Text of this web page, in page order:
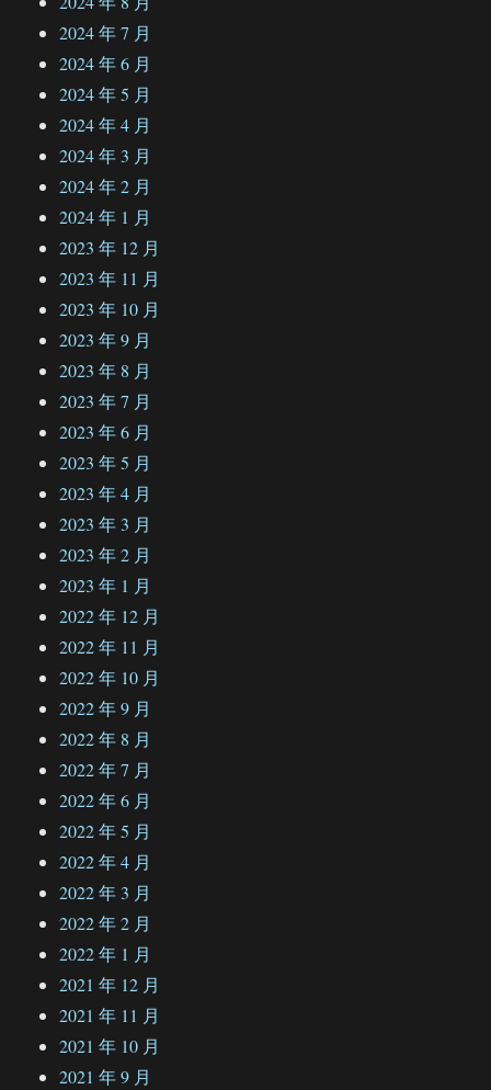
2024 年 7 月
2024 年 6 月
2024 年 5 月
2024 年 4 月
2024 年 3 月
2024 年 2 月
2024 年 1 月
2023 年 12 月
2023 年 11 月
2023 年 10 月
2023 年 9 月
2023 年 8 月
2023 年 7 月
2023 年 6 月
2023 年 5 月
2023 年 4 月
2023 年 3 月
2023 年 2 月
2023 年 1 月
2022 年 12 月
2022 年 11 月
2022 年 10 月
2022 年 9 月
2022 年 8 月
2022 年 7 月
2022 年 6 月
2022 年 5 月
2022 年 4 月
2022 年 3 月
2022 年 2 月
2022 年 1 月
2021 年 12 月
2021 年 11 月
2021 年 10 月
2021 年 9 月